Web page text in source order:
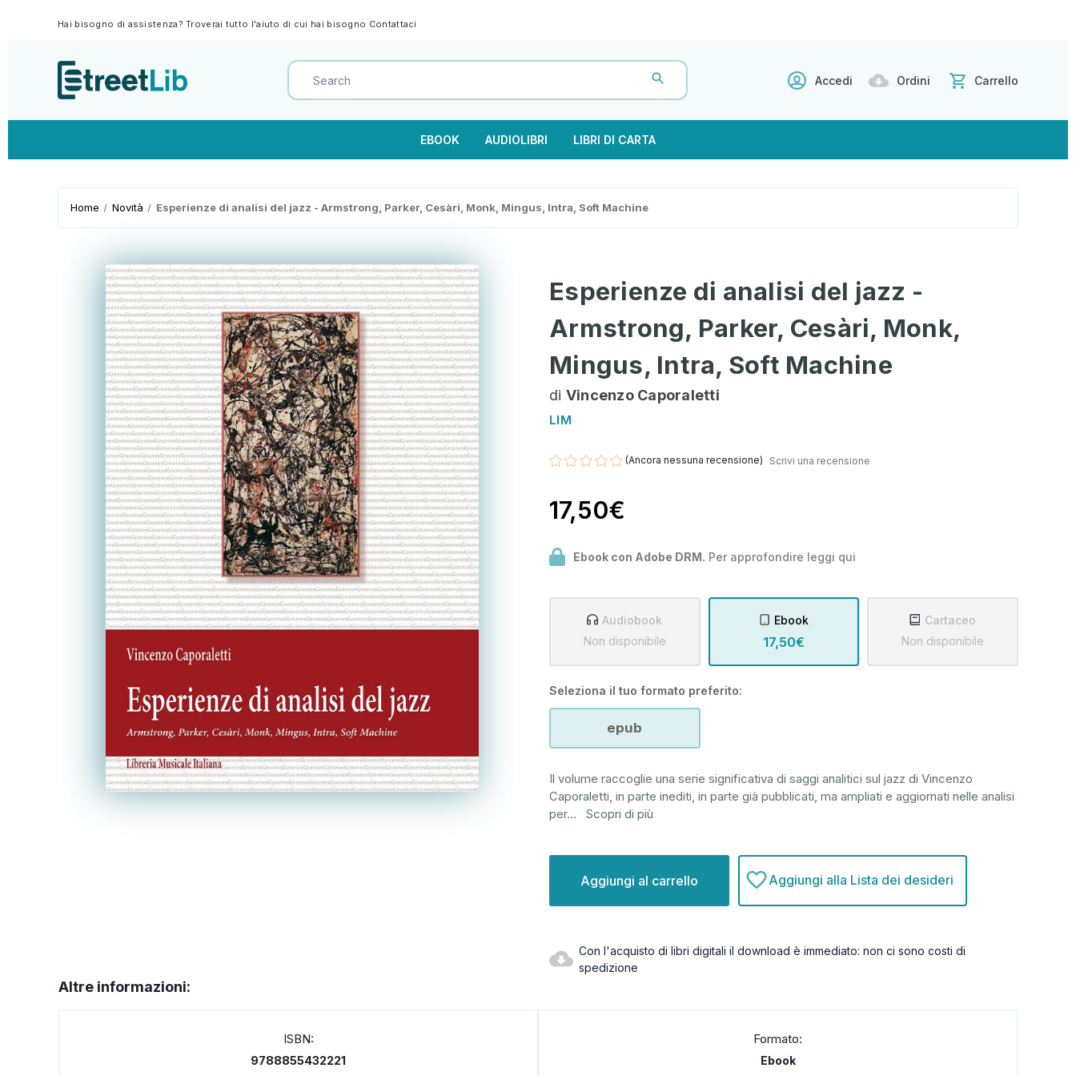
Hai bisogno di assistenza? Troverai tutto l'aiuto di cui hai bisogno Contattaci
Accedi Ordini Carrello
EBOOK AUDIOLIBRI LIBRI DI CARTA
Home Novità Esperienze di analisi del jazz - Armstrong, Parker, Cesàri, Monk, Mingus, Intra, Soft Machine
Esperienze di analisi del jazz -
Armstrong, Parker, Cesàri, Monk,
Mingus, Intra, Soft Machine
di Vincenzo Caporaletti
LIM
(Ancora nessuna recensione) Scrivi una recensione
17,50€
Ebook con Adobe DRM. Per approfondire leggi qui
Audiobook
Non disponibile
Ebook
17,50€
Cartaceo
Non disponibile
Seleziona il tuo formato preferito:
epub
Il volume raccoglie una serie significativa di saggi analitici sul jazz di Vincenzo
Caporaletti, in parte inediti, in parte già pubblicati, ma ampliati e aggiornati nelle analisi
per... Scopri di più
attuale:
Aggiungi alla Lista dei desideri
Con l'acquisto di libri digitali il download è immediato: non ci sono costi di
spedizione
Altre informazioni:
ISBN:
9788855432221
Formato:
Ebook